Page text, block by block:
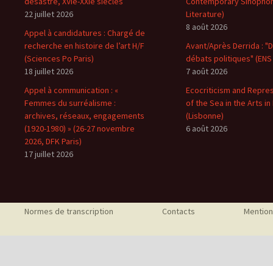
22 juillet 2026
Appel à candidatures : Chargé de
recherche en histoire de l’art H/F
(Sciences Po Paris)
18 juillet 2026
Appel à communication : «
Femmes du surréalisme :
archives, réseaux, engagements
(1920-1980) » (26-27 novembre
2026, DFK Paris)
17 juillet 2026
Literature)
8 août 2026
Avant/Après Derrida :
débats politiques" (ENS
7 août 2026
Ecocriticism and
of the Sea in the Arts
(Lisbonne)
6 août 2026
Normes de transcription Contacts